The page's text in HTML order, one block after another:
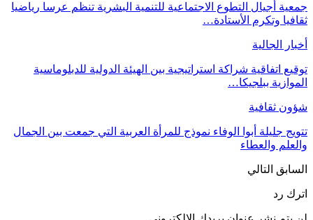
جمعية أجيال التطوع الاجتماعية للتنمية البشرية تنظم عرسا رياضيا
ثقافيا وتكرم الأستادة…
أخبار الجالية
توقيع اتفاقية شراكة استراتيجية بين الهيئة الدولية للدبلوماسية
الموازية ببلجيكا…
شؤون ثقافية
تتويج جليلة أبوا الوفاء نموذج للمرأة العربية التي جمعت بين الجمال
والعلم والعطاء
السابق التالي
اترك رد